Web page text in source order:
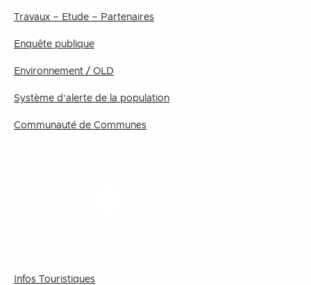
Travaux – Etude – Partenaires
Enquête publique
Environnement / OLD
Système d’alerte de la population
Communauté de Communes
Infos Touristiques